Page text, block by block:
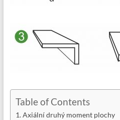
Table of Contents
Axiální druhý moment plochy